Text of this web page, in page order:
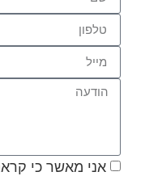
אני מאשר כי